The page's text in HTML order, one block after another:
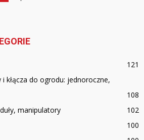
121
kłącza do ogrodu: jednoroczne,
108
manipulatory
102
100